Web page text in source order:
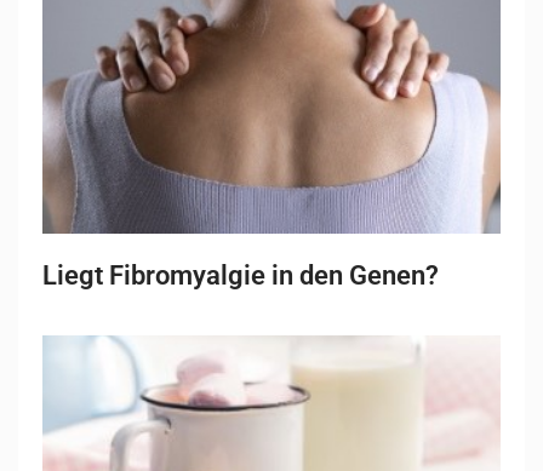
Liegt Fibromyalgie in den Genen?